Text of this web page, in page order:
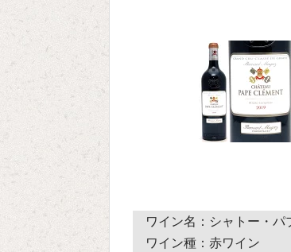
ワイン名：シャトー・パ
ワイン種：赤ワイン